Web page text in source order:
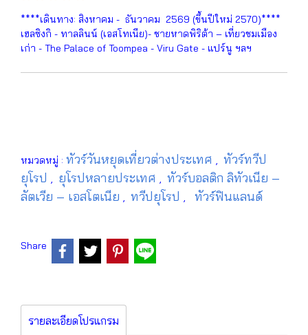
****เดินทาง: สิงหาคม - ธันวาคม 2569 (ขึ้นปีใหม่ 2570)****
เฮลซิงกิ - ทาลลินน์ (เอสโทเนีย)- ชายหาดพิริต้า – เที่ยวชมเมือง
เก่า - The Palace of Toompea - Viru Gate - แปร์นู ฯลฯ
หมวดหมู่ : ทัวร์วันหยุดเที่ยวต่างประเทศ , ทัวร์ทวีป
ยุโรป , ยุโรปหลายประเทศ , ทัวร์บอลติก ลิทัวเนีย –
ลัตเวีย – เอสโตเนีย , ทวีปยุโรป , ทัวร์ฟินแลนด์
Share
รายละเอียดโปรแกรม